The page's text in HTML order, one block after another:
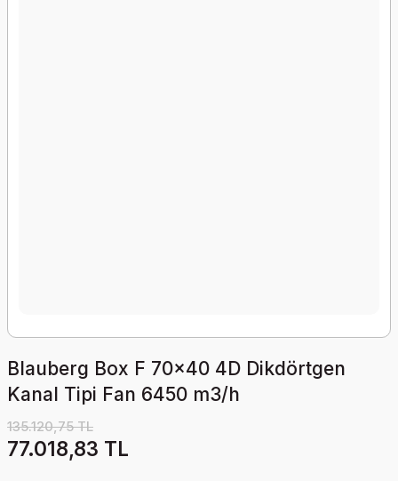
Blauberg Box F 70x40 4D Dikdörtgen
Kanal Tipi Fan 6450 m3/h
135.120,75 TL
77.018,83 TL